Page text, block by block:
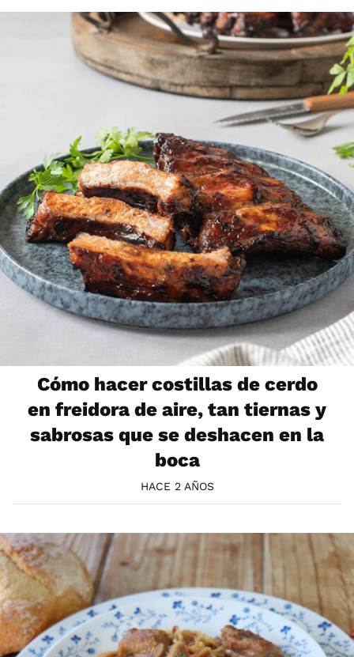
Cómo hacer costillas de cerdo
en freidora de aire, tan tiernas y
sabrosas que se deshacen en la
boca
HACE 2 AÑOS